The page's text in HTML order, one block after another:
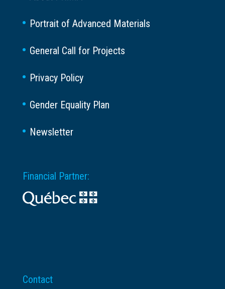
Portrait of Advanced Materials
General Call for Projects
Privacy Policy
Gender Equality Plan
Newsletter
Financial Partner:
Contact